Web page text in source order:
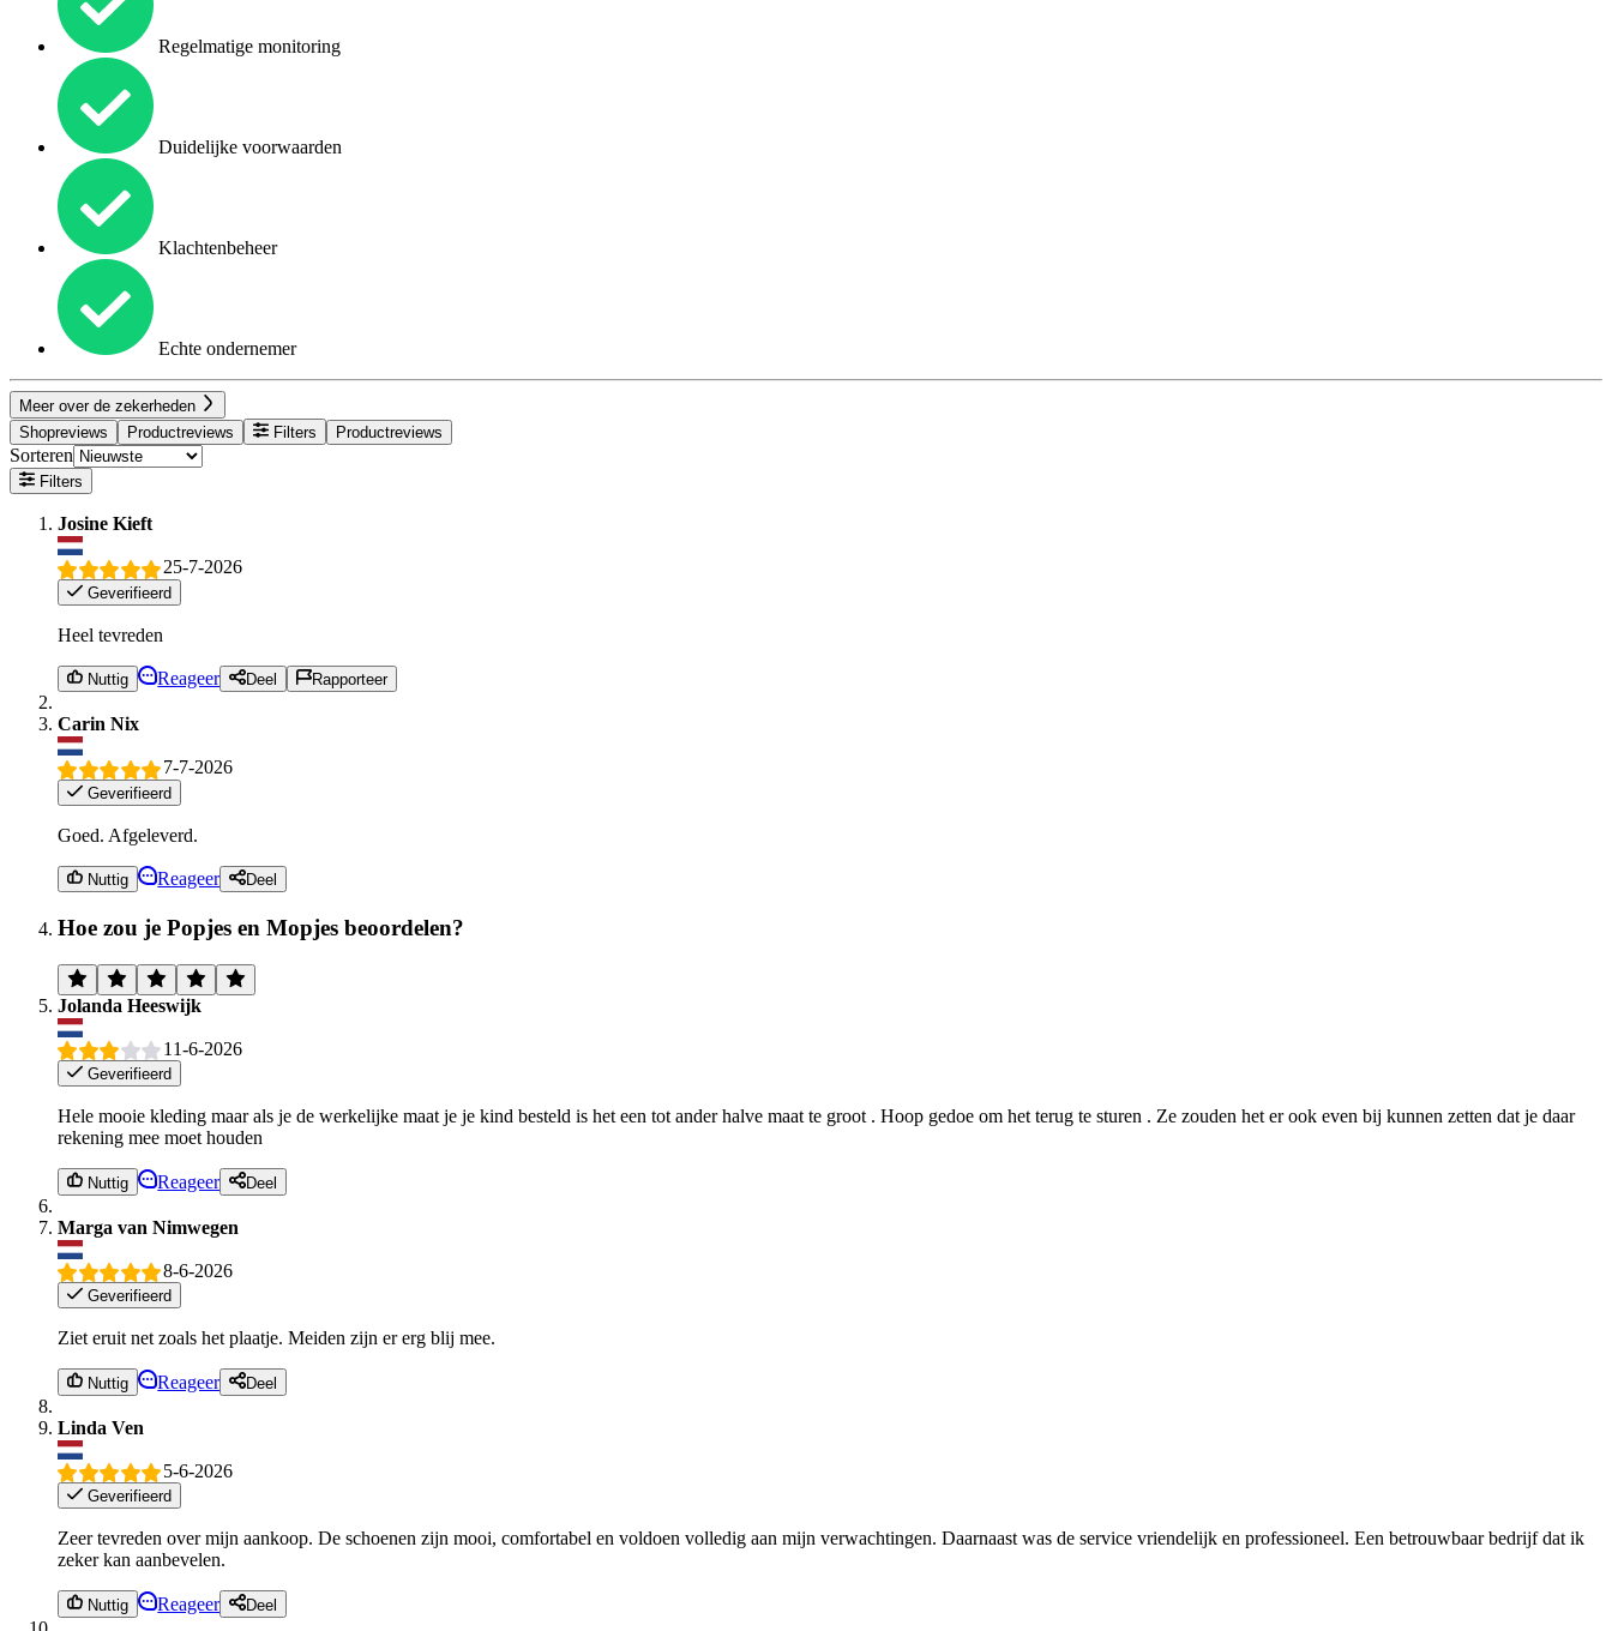
Regelmatige monitoring
Duidelijke voorwaarden
Klachtenbeheer
Echte ondernemer
Meer over de zekerheden
Shopreviews
Productreviews Filters Productreviews
Sorteren
Filters
Josine Kieft
25-7-2026
Geverifieerd
Heel tevreden
Nuttig Reageer Deel Rapporteer
Carin Nix
7-7-2026
Geverifieerd
Goed. Afgeleverd.
Nuttig Reageer Deel
Hoe zou je Popjes en Mopjes beoordelen?
Jolanda Heeswijk
11-6-2026
Geverifieerd
Hele mooie kleding maar als je de werkelijke maat je je kind besteld is het een tot ander halve maat te groot . Hoop gedoe om het terug te sturen . Ze zouden het er ook even bij kunnen zetten dat je daar
rekening mee moet houden
Nuttig Reageer Deel
Marga van Nimwegen
8-6-2026
Geverifieerd
Ziet eruit net zoals het plaatje. Meiden zijn er erg blij mee.
Nuttig Reageer Deel
Linda Ven
5-6-2026
Geverifieerd
Zeer tevreden over mijn aankoop. De schoenen zijn mooi, comfortabel en voldoen volledig aan mijn verwachtingen. Daarnaast was de service vriendelijk en professioneel. Een betrouwbaar bedrijf dat ik
zeker kan aanbevelen.
Nuttig Reageer Deel